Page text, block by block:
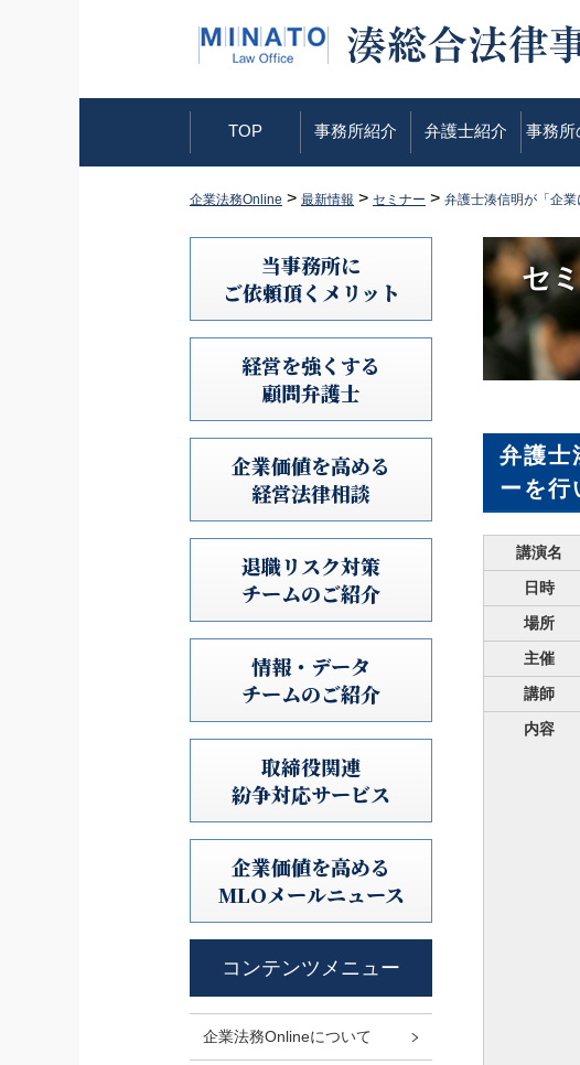
TOP 事務所紹介 弁護士紹介 事務所
企業法務Online > 最新情報 > セミナー > 弁護士湊信明が「企
セ
弁護士
ーを行
講演名
日時
場所
主催
講師
内容
当事務所に
ご依頼頂くメリット
経営を強くする
顧問弁護士
企業価値を高める
経営法律相談
退職リスク対策
チームのご紹介
情報・データ
チームのご紹介
取締役関連
紛争対応サービス
企業価値を高める
MLOメールニュース
コンテンツメニュー
企業法務Onlineについて